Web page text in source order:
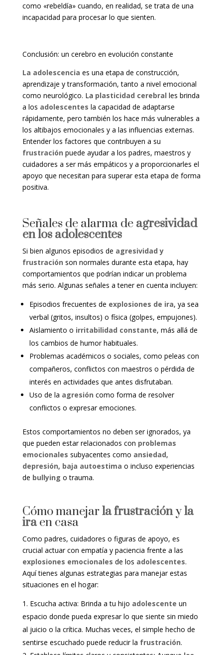
como «rebeldía» cuando, en realidad, se trata de una
incapacidad para procesar lo que sienten.
Conclusión: un cerebro en evolución constante
La adolescencia es una etapa de construcción,
aprendizaje y transformación, tanto a nivel emocional
como neurológico. La plasticidad cerebral les brinda
a los adolescentes la capacidad de adaptarse
rápidamente, pero también los hace más vulnerables a
los altibajos emocionales y a las influencias externas.
Entender los factores que contribuyen a su
frustración puede ayudar a los padres, maestros y
cuidadores a ser más empáticos y a proporcionarles el
apoyo que necesitan para superar esta etapa de forma
positiva.
Señales de alarma de agresividad
en los adolescentes
Si bien algunos episodios de agresividad y
frustración son normales durante esta etapa, hay
comportamientos que podrían indicar un problema
más serio. Algunas señales a tener en cuenta incluyen:
Episodios frecuentes de explosiones de ira, ya sea
verbal (gritos, insultos) o física (golpes, empujones).
Aislamiento o irritabilidad constante, más allá de
los cambios de humor habituales.
Problemas académicos o sociales, como peleas con
compañeros, conflictos con maestros o pérdida de
interés en actividades que antes disfrutaban.
Uso de la agresión como forma de resolver
conflictos o expresar emociones.
Estos comportamientos no deben ser ignorados, ya
que pueden estar relacionados con problemas
emocionales subyacentes como ansiedad,
depresión, baja autoestima o incluso experiencias
de bullying o trauma.
Cómo manejarla frustraciónyla
iraen casa
Como padres, cuidadores o figuras de apoyo, es
crucial actuar con empatía y paciencia frente a las
explosiones emocionales de los adolescentes.
Aquí tienes algunas estrategias para manejar estas
situaciones en el hogar:
Escucha activa: Brinda a tu hijo adolescente un
espacio donde pueda expresar lo que siente sin miedo
al juicio o la crítica. Muchas veces, el simple hecho de
sentirse escuchado puede reducir la frustración.